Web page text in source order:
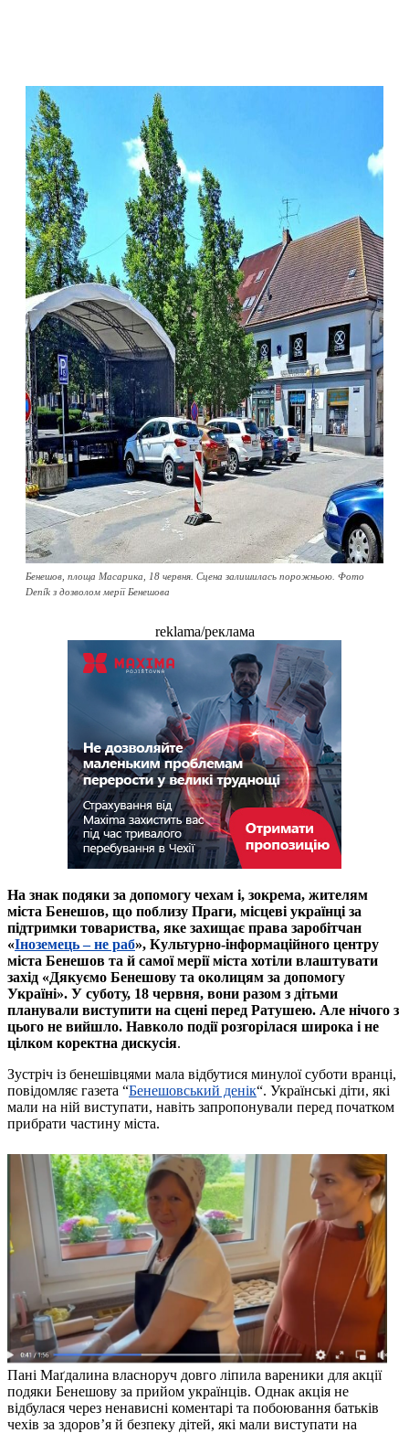
Бенешов, площа Масарика, 18 червня. Сцена залишилась порожньою. Фото
Deník з дозволом мерії Бенешова
reklama/реклама
На знак подяки за допомогу чехам і, зокрема, жителям
міста Бенешов, що поблизу Праги, місцеві українці за
підтримки товариства, яке захищає права заробітчан
«Іноземець – не раб», Культурно-інформаційного центру
міста Бенешов та й самої мерії міста хотіли влаштувати
захід «Дякуємо Бенешову та околицям за допомогу
Україні». У суботу, 18 червня, вони разом з дітьми
планували виступити на сцені перед Ратушею. Але нічого з
цього не вийшло. Навколо події розгорілася широка і не
цілком коректна дискусія.
Зустріч із бенешівцями мала відбутися минулої суботи вранці,
повідомляє газета “Бенешовський денік“. Українські діти, які
мали на ній виступати, навіть запропонували перед початком
прибрати частину міста.
Пані Маґдалина власноруч довго ліпила вареники для акції
подяки Бенешову за прийом українців. Однак акція не
відбулася через ненависні коментарі та побоювання батьків
чехів за здоров’я й безпеку дітей, які мали виступати на